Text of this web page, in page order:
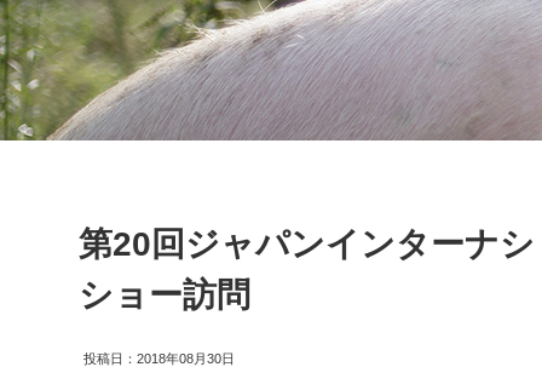
第20回ジャパンインターナ
ショー訪問
投稿日：2018年08月30日